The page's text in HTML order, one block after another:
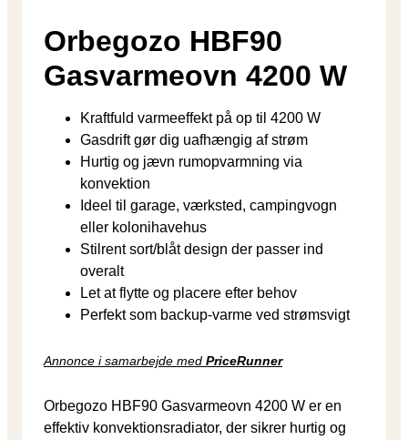
Orbegozo HBF90
Gasvarmeovn 4200 W
Kraftfuld varmeeffekt på op til 4200 W
Gasdrift gør dig uafhængig af strøm
Hurtig og jævn rumopvarmning via
konvektion
Ideel til garage, værksted, campingvogn
eller kolonihavehus
Stilrent sort/blåt design der passer ind
overalt
Let at flytte og placere efter behov
Perfekt som backup-varme ved strømsvigt
Annonce i samarbejde med PriceRunner
Orbegozo HBF90 Gasvarmeovn 4200 W er en
effektiv konvektionsradiator, der sikrer hurtig og